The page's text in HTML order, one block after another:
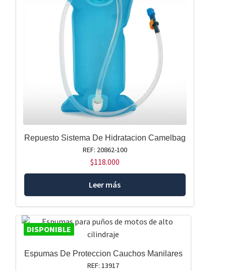
Repuesto Sistema De Hidratacion Camelbag
REF: 20862-100
$118.000
Leer más
DISPONIBLE
Espumas De Proteccion Cauchos Manilares
REF: 13917